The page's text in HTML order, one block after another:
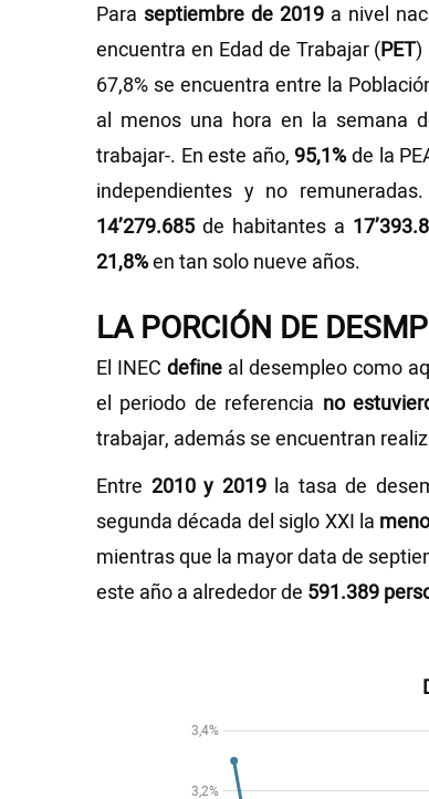
Para septiembre de 2019a nivel
encuentra en Edad de Trabajar (PET)
67,8% se encuentra entre la
al menos una hora en la semana
trabajar-. En este año, 95,1%de la
independientes y no
14’279.685 de habitantes a
21,8%en tan solo nueve años.
LA PORCIÓN DE
El INEC define al desempleo como
el periodo de referencia no
trabajar, además se encuentran
Entre 2010 y 2019la tasa de
segunda década del siglo XXI la
mientras que la mayor data de
este año a alrededor de 591.389